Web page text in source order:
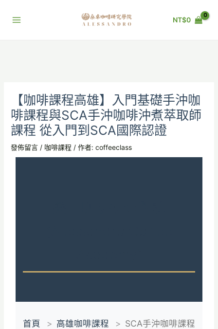
NT$0
【咖啡課程高雄】入門基礎手沖咖
啡課程與SCA手沖咖啡沖煮萃取師
課程 從入門到SCA國際認證
發佈留言 / 咖啡課程 / 作者: coffeeclass
首頁 高雄咖啡課程 SCA手沖咖啡課程